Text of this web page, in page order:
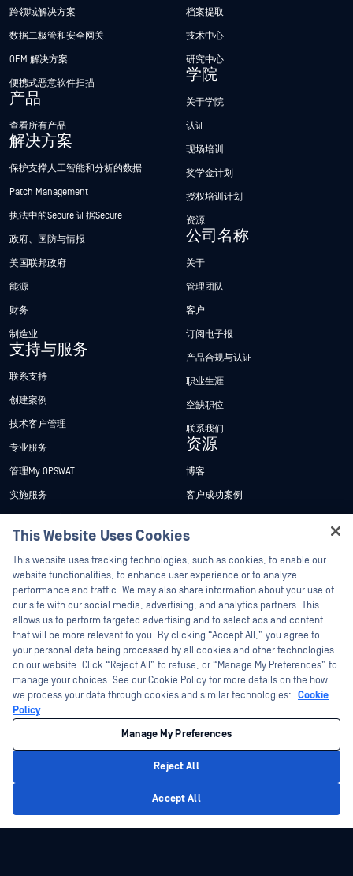
跨领域解决方案
数据二极管和安全网关
OEM 解决方案
便携式恶意软件扫描
产品
查看所有产品
解决方案
保护支撑人工智能和分析的数据
Patch Management
执法中的Secure 证据Secure
政府、国防与情报
美国联邦政府
能源
财务
制造业
支持与服务
联系支持
创建案例
技术客户管理
专业服务
管理My OPSWAT
实施服务
技术文档
培训
漏洞计划
合作伙伴
认证
技术合作伙伴
渠道合作伙伴计划
档案提取
技术中心
研究中心
学院
关于学院
认证
现场培训
奖学金计划
授权培训计划
资源
公司名称
关于
管理团队
客户
订阅电子报
产品合规与认证
职业生涯
空缺职位
联系我们
资源
博客
客户成功案例
新闻报道
活动
网络研讨会
产品型录
白皮书
免费工具
©2026OPSWAT . 保留所有权利。OPSWAT、MetaDefender、Metascan、
MetaAccess、OPSWAT 、"不信任文件，不信任设备"、"OPSWAT "、"保护全球关
键基础设施"、"Deep CDR™技术"、"InQuest"、"InQuest标
识"、"DFI"、"RetroHunt"、"深度文件检测"及"加入追踪"OPSWAT 的商标。第三方
管理 Cookie 偏好
This Website Uses Cookies
This website uses tracking technologies, such as cookies, to enable our
website functionalities, to enhance user experience or to analyze
performance and traffic. We may also share information about your use of
our site with our social media, advertising, and analytics partners. This
allows us to perform targeted advertising and to select ads and content
that will be more relevant to you. By clicking “Accept All,” you agree to
your personal data being processed by all cookies and other technologies
on our website. Click “Reject All” to refuse, or “Manage My Preferences” to
manage your choices. See our Cookie Policy for more details on the how
we process your data through cookies and similar technologies: Cookie
Policy
Manage My Preferences
Reject All
Accept All
Hey there!
I'm Ozzy, your OPSWAT virtual assistant.
How can I help you secure what's critical
today?